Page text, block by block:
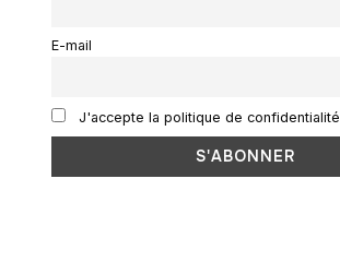
E-mail
J'accepte la politique de confidentialité